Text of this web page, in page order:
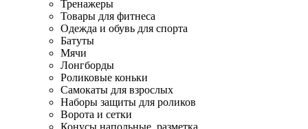
Тренажеры
Товары для фитнеса
Одежда и обувь для спорта
Батуты
Мячи
Лонгборды
Роликовые коньки
Самокаты для взрослых
Наборы защиты для роликов
Ворота и сетки
Конусы напольные, разметка